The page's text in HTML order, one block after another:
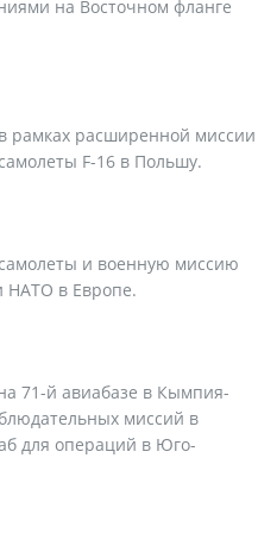
на Восточном фланге
рамках расширенной миссии
F-16 в Польшу.
и военную миссию
НАТО в Европе.
71-й авиабазе в Кымпия-
миссий в
для операций в Юго-